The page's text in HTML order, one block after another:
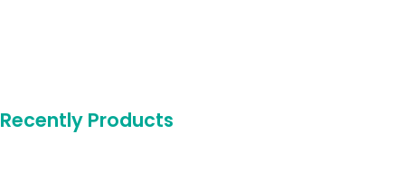
Recently Products